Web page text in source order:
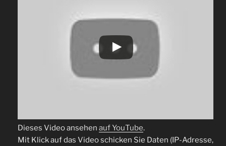
Dieses Video ansehen auf YouTube.
Mit Klick auf das Video schicken Sie Daten (IP-Adresse,